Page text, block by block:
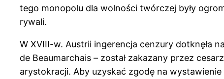
tego monopolu dla wolności twórczej były
rywali.
W XVIII-w. Austrii ingerencja cenzury dotknęła
de Beaumarchais – został zakazany przez
arystokracji. Aby uzyskać zgodę na